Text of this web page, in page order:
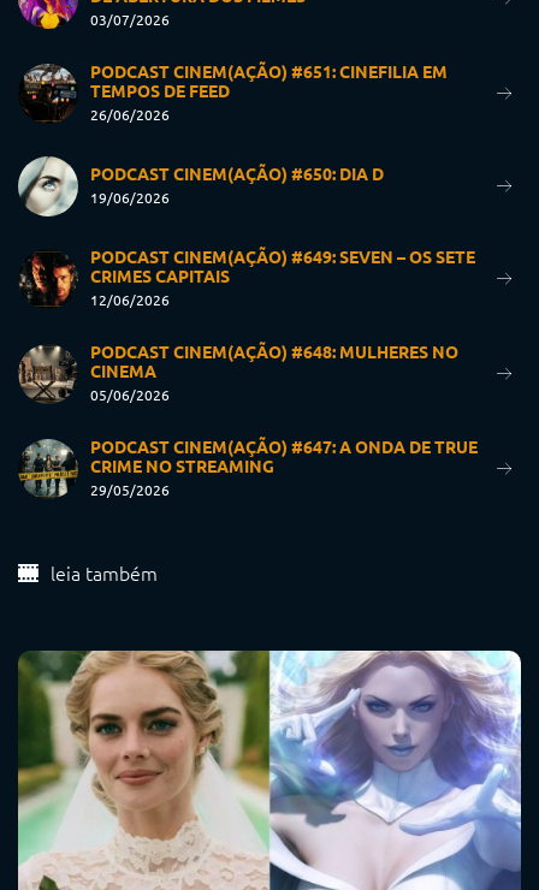
03/07/2026
PODCAST CINEM(AÇÃO) #651: CINEFILIA EM
TEMPOS DE FEED
26/06/2026
PODCAST CINEM(AÇÃO) #650: DIA D
19/06/2026
PODCAST CINEM(AÇÃO) #649: SEVEN – OS SETE
CRIMES CAPITAIS
12/06/2026
PODCAST CINEM(AÇÃO) #648: MULHERES NO
CINEMA
05/06/2026
PODCAST CINEM(AÇÃO) #647: A ONDA DE TRUE
CRIME NO STREAMING
29/05/2026
leia também